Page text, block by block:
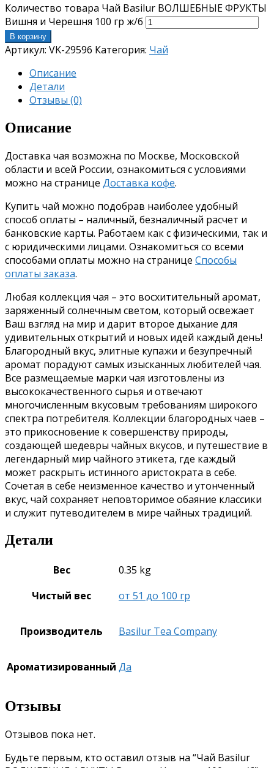
Количество товара Чай Basilur ВОЛШЕБНЫЕ ФРУКТЫ
Вишня и Черешня 100 гр ж/б
В корзину
Артикул: VK-29596 Категория: Чай
Описание
Детали
Отзывы (0)
Описание
Доставка чая возможна по Москве, Московской
области и всей России, ознакомиться с условиями
можно на странице Доставка кофе.
Купить чай можно подобрав наиболее удобный
способ оплаты – наличный, безналичный расчет и
банковские карты. Работаем как с физическими, так и
с юридическими лицами. Ознакомиться со всеми
способами оплаты можно на странице Способы
оплаты заказа.
Любая коллекция чая – это восхитительный аромат,
заряженный солнечным светом, который освежает
Ваш взгляд на мир и дарит второе дыхание для
удивительных открытий и новых идей каждый день!
Благородный вкус, элитные купажи и безупречный
аромат порадуют самых изысканных любителей чая.
Все размещаемые марки чая изготовлены из
высококачественного сырья и отвечают
многочисленным вкусовым требованиям широкого
спектра потребителя. Коллекции благородных чаев –
это прикосновение к совершенству природы,
создающей шедевры чайных вкусов, и путешествие в
легендарный мир чайного этикета, где каждый
может раскрыть истинного аристократа в себе.
Сочетая в себе неизменное качество и утонченный
вкус, чай сохраняет неповторимое обаяние классики
и служит путеводителем в мире чайных традиций.
Детали
Вес
0.35 kg
Чистый вес
от 51 до 100 гр
Производитель Basilur Tea Company
Ароматизированный Да
Отзывы
Отзывов пока нет.
Будьте первым, кто оставил отзыв на “Чай Basilur